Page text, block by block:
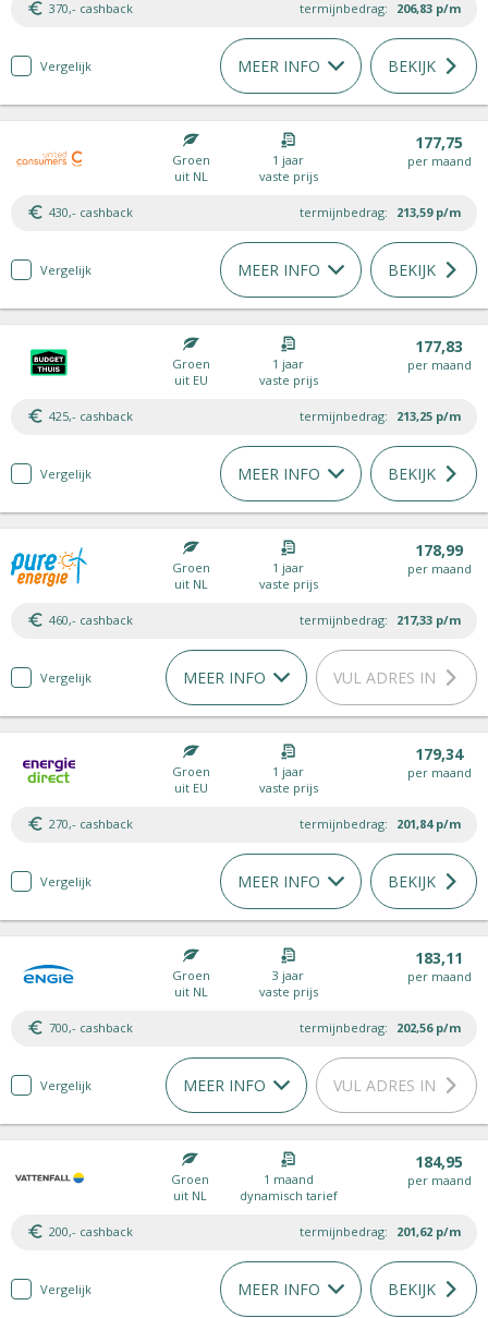
370,- cashback termijnbedrag: 206,83 p/m
Vergelijk MEER INFO BEKIJK
Groen
uit NL
1 jaar
vaste prijs
177,75
per maand
430,- cashback termijnbedrag: 213,59 p/m
Vergelijk MEER INFO BEKIJK
Groen
uit EU
1 jaar
vaste prijs
177,83
per maand
425,- cashback termijnbedrag: 213,25 p/m
Vergelijk MEER INFO BEKIJK
Groen
uit NL
1 jaar
vaste prijs
178,99
per maand
460,- cashback termijnbedrag: 217,33 p/m
Vergelijk MEER INFO VUL ADRES IN
Groen
uit EU
1 jaar
vaste prijs
179,34
per maand
270,- cashback termijnbedrag: 201,84 p/m
Vergelijk MEER INFO BEKIJK
Groen
uit NL
3 jaar
vaste prijs
183,11
per maand
700,- cashback termijnbedrag: 202,56 p/m
Vergelijk MEER INFO VUL ADRES IN
Groen
uit NL
1 maand
dynamisch tarief
184,95
per maand
200,- cashback termijnbedrag: 201,62 p/m
Vergelijk MEER INFO BEKIJK